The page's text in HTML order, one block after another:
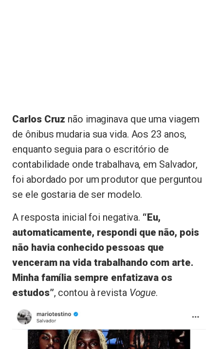
Carlos Cruz não imaginava que uma viagem
de ônibus mudaria sua vida. Aos 23 anos,
enquanto seguia para o escritório de
contabilidade onde trabalhava, em Salvador,
foi abordado por um produtor que perguntou
se ele gostaria de ser modelo.
A resposta inicial foi negativa. “Eu,
automaticamente, respondi que não, pois
não havia conhecido pessoas que
venceram na vida trabalhando com arte.
Minha família sempre enfatizava os
estudos”, contou à revista Vogue.